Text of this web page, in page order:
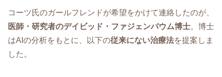
コーツ氏のガールフレンドが希望をかけて連絡したのが、
医師・研究者のデイビッド・ファジェンバウム博士。博士
はAIの分析をもとに、以下の従来にない治療法を提案しま
した。